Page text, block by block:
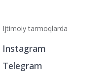
Ijtimoiy tarmoqlarda
Instagram
Telegram